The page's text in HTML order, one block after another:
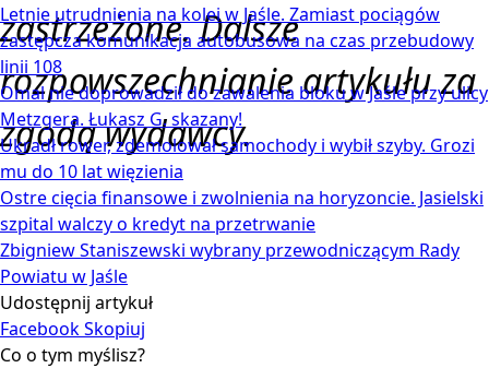
zastrzeżone. Dalsze
rozpowszechnianie artykułu za
zgodą wydawcy.
Letnie utrudnienia na kolei w Jaśle. Zamiast pociągów
zastępcza komunikacja autobusowa na czas przebudowy
linii 108
Omal nie doprowadził do zawalenia bloku w Jaśle przy ulicy
Metzgera. Łukasz G. skazany!
Ukradł rower, zdemolował samochody i wybił szyby. Grozi
mu do 10 lat więzienia
Ostre cięcia finansowe i zwolnienia na horyzoncie. Jasielski
szpital walczy o kredyt na przetrwanie
Zbigniew Staniszewski wybrany przewodniczącym Rady
Powiatu w Jaśle
Udostępnij artykuł
FacebookSkopiuj
Co o tym myślisz?